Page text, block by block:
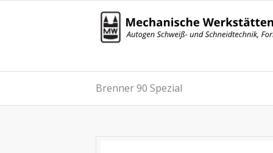
Brenner 90 Spezial